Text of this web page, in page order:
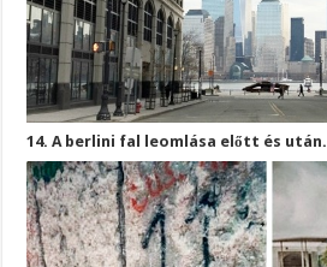
14. A berlini fal leomlása előtt és után.